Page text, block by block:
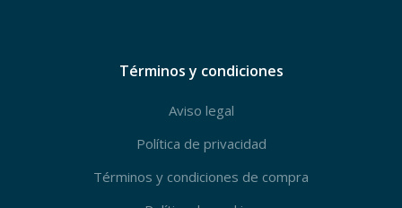
Términos y condiciones
Aviso legal
Política de privacidad
Términos y condiciones de compra